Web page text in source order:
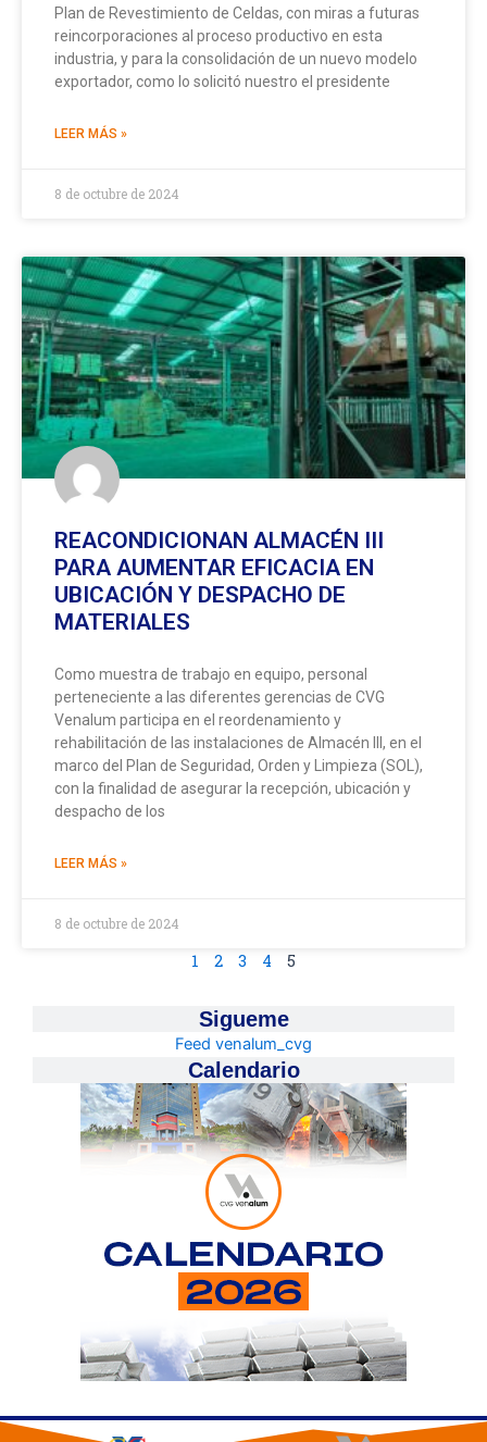
Plan de Revestimiento de Celdas, con miras a futuras
reincorporaciones al proceso productivo en esta
industria, y para la consolidación de un nuevo modelo
exportador, como lo solicitó nuestro el presidente
LEER MÁS »
8 de octubre de 2024
REACONDICIONAN ALMACÉN III
PARA AUMENTAR EFICACIA EN
UBICACIÓN Y DESPACHO DE
MATERIALES
Como muestra de trabajo en equipo, personal
perteneciente a las diferentes gerencias de CVG
Venalum participa en el reordenamiento y
rehabilitación de las instalaciones de Almacén III, en el
marco del Plan de Seguridad, Orden y Limpieza (SOL),
con la finalidad de asegurar la recepción, ubicación y
despacho de los
LEER MÁS »
8 de octubre de 2024
1 2 3 4 5
Sigueme
Feed venalum_cvg
Calendario